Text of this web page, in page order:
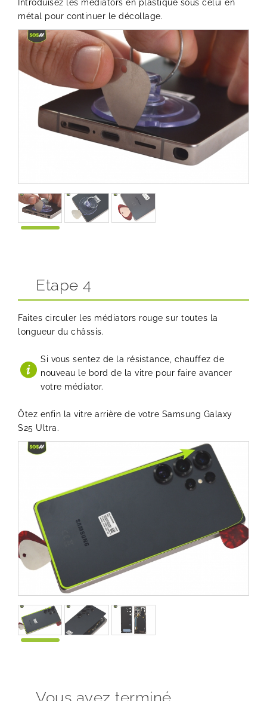
Introduisez les médiators en plastique sous celui en
métal pour continuer le décollage.
Etape 4
Faites circuler les médiators rouge sur toutes la
longueur du châssis.
Si vous sentez de la résistance, chauffez de
nouveau le bord de la vitre pour faire avancer
votre médiator.
Ôtez enfin la vitre arrière de votre Samsung Galaxy
S25 Ultra.
Vous avez terminé